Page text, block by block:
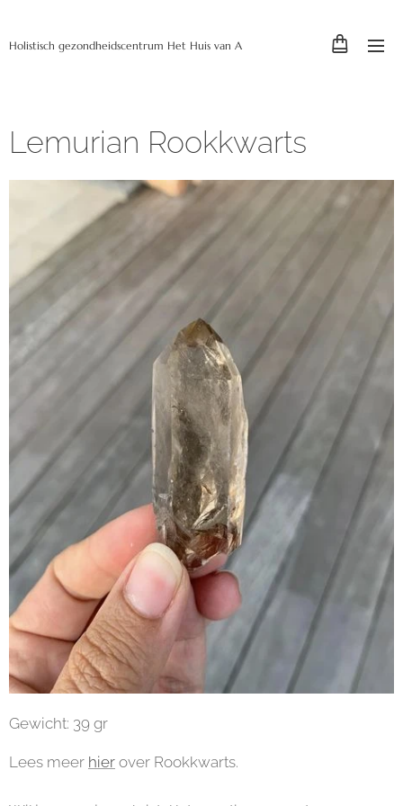
Holistisch gezondheidscentrum Het Huis van A
Lemurian Rookkwarts
Gewicht: 39 gr
Lees meer hier over Rookkwarts.